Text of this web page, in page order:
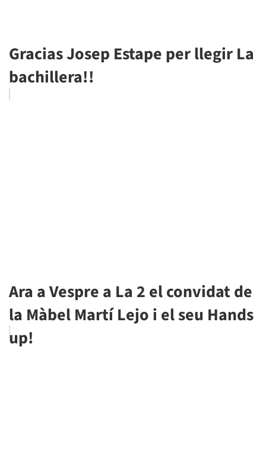
Gracias Josep Estape per llegir La
bachillera!!
Ara a Vespre a La 2 el convidat de
la Màbel Martí Lejo i el seu Hands
up!